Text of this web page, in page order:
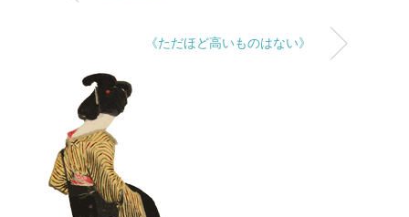
《ただほど高いものはない》